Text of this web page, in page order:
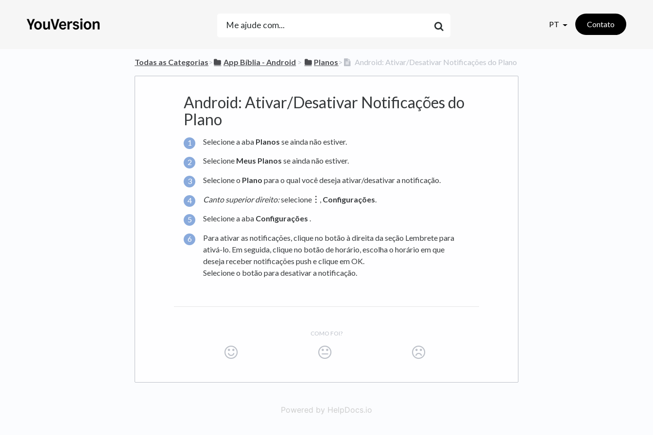
PT Contato
Todas as Categorias​>​ ​App Bíblia - Android ​ > ​ ​Planos​>​ Android: Ativar/Desativar Notificações do Plano
Android: Ativar/Desativar Notificações do
Plano
Selecione a aba Planos se ainda não estiver.
Selecione Meus Planos se ainda não estiver.
Selecione o Plano para o qual você deseja ativar/desativar a notificação.
Canto superior direito:selecione ︙ Configurações
Selecione a aba Configurações .
Para ativar as notificações, clique no botão à direita da seção Lembrete para
ativá-lo. Em seguida, clique no botão de horário, escolha o horário em que
deseja receber notificações push e clique em OK.
Selecione o botão para desativar a notificação.
COMO FOI?
Powered by HelpDocs.io